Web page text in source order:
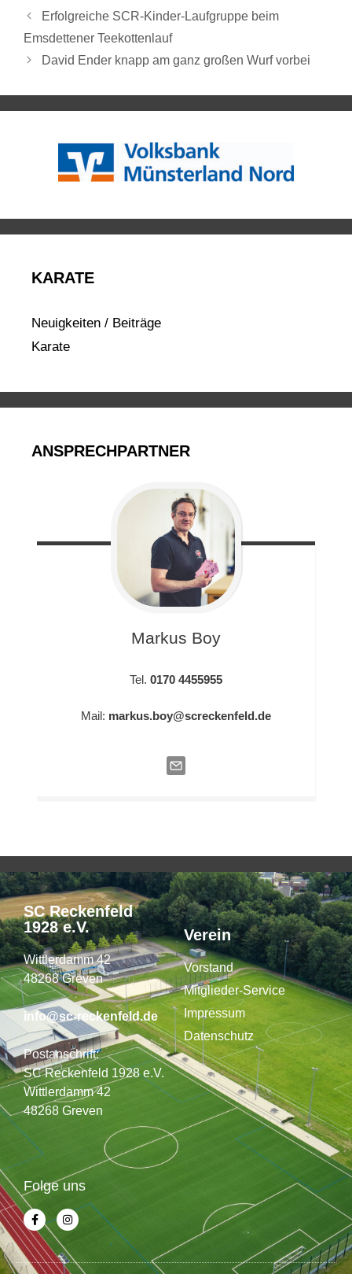
Erfolgreiche SCR-Kinder-Laufgruppe beim
Emsdettener Teekottenlauf
David Ender knapp am ganz großen Wurf vorbei
KARATE
Neuigkeiten / Beiträge
Karate
ANSPRECHPARTNER
Markus Boy
Tel. 0170 4455955
Mail: markus.boy@screckenfeld.de
SC Reckenfeld
1928 e.V.
Wittlerdamm 42
48268 Greven
info@sc-reckenfeld.de
Postanschrift:
SC Reckenfeld 1928 e.V.
Wittlerdamm 42
48268 Greven
Verein
Vorstand
Mitglieder-Service
Impressum
Datenschutz
Folge uns